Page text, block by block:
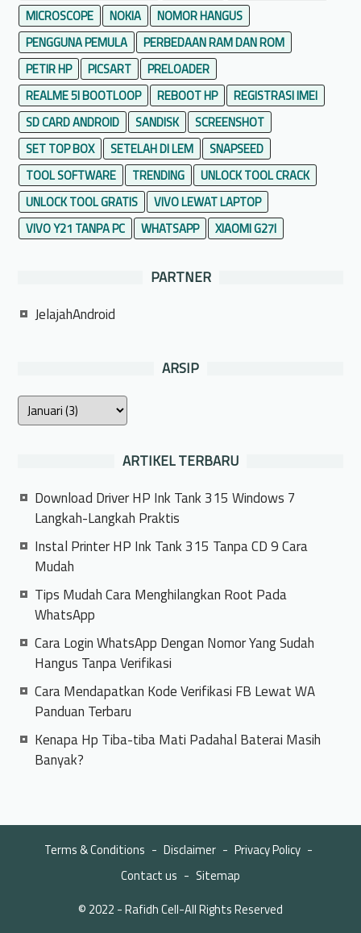
MICROSCOPE
NOKIA
NOMOR HANGUS
PENGGUNA PEMULA
PERBEDAAN RAM DAN ROM
PETIR HP
PICSART
PRELOADER
REALME 5I BOOTLOOP
REBOOT HP
REGISTRASI IMEI
SD CARD ANDROID
SANDISK
SCREENSHOT
SET TOP BOX
SETELAH DI LEM
SNAPSEED
TOOL SOFTWARE
TRENDING
UNLOCK TOOL CRACK
UNLOCK TOOL GRATIS
VIVO LEWAT LAPTOP
VIVO Y21 TANPA PC
WHATSAPP XIAOMI G27I
PARTNER
JelajahAndroid
ARSIP
ARTIKEL TERBARU
Download Driver HP Ink Tank 315 Windows 7
Langkah-Langkah Praktis
Instal Printer HP Ink Tank 315 Tanpa CD 9 Cara
Mudah
Tips Mudah Cara Menghilangkan Root Pada
WhatsApp
Cara Login WhatsApp Dengan Nomor Yang Sudah
Hangus Tanpa Verifikasi
Cara Mendapatkan Kode Verifikasi FB Lewat WA
Panduan Terbaru
Kenapa Hp Tiba-tiba Mati Padahal Baterai Masih
Banyak?
Terms & Conditions Disclaimer
Privacy Policy
Contact us
Sitemap
© 2022 -Rafidh Cell-All Rights Reserved